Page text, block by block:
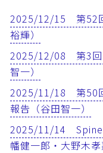
2025/12/15 第52
裕輝）
2025/12/08 第3回
智一）
2025/11/18 第50
報告（谷田智一）
2025/11/14 Spine
幡健一郎・大野木孝